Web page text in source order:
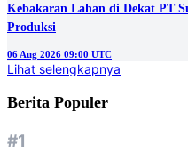
Kebakaran Lahan di Dekat PT
Produksi
06 Aug 2026 09:00 UTC
Lihat selengkapnya
Berita Populer
#1